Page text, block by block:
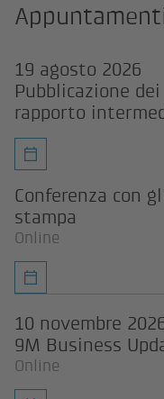
19 agosto 2026
Pubblicazione
rapporto
Conferenza con
stampa
Online
10 novembre
9M Business
Online